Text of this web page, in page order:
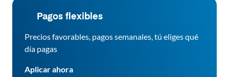
Pagos flexibles
Precios favorables, pagos semanales, tú eliges qué
día pagas
Aplicar ahora